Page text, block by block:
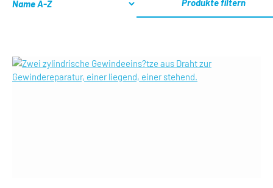
Produkte filtern